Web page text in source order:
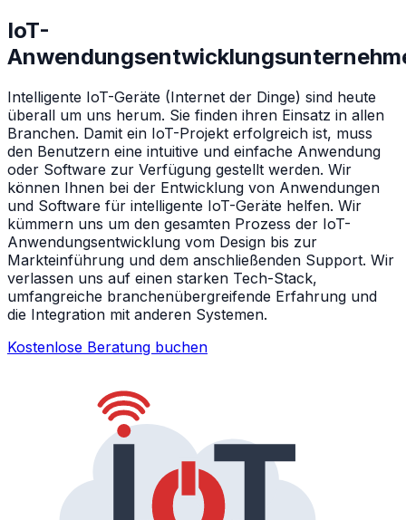
IoT-
Intelligente IoT-Geräte (Internet der Dinge) sind heute
überall um uns herum. Sie finden ihren Einsatz in allen
Branchen. Damit ein IoT-Projekt erfolgreich ist, muss
den Benutzern eine intuitive und einfache Anwendung
oder Software zur Verfügung gestellt werden. Wir
können Ihnen bei der Entwicklung von Anwendungen
und Software für intelligente IoT-Geräte helfen. Wir
kümmern uns um den gesamten Prozess der IoT-
Anwendungsentwicklung vom Design bis zur
Markteinführung und dem anschließenden Support. Wir
verlassen uns auf einen starken Tech-Stack,
umfangreiche branchenübergreifende Erfahrung und
die Integration mit anderen Systemen.
Kostenlose Beratung buchen